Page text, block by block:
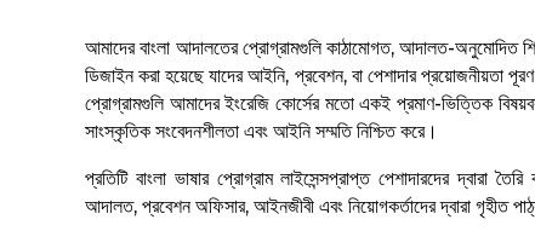
আমাদের বাংলা আদালতের প্রোগ্রামগুলি কাঠামোগত, আদালত-অনুমোদিত
ডিজাইন করা হয়েছে যাদের আইনি, প্রবেশন, বা পেশাদার প্রয়োজনীয়তা
প্রোগ্রামগুলি আমাদের ইংরেজি কোর্সের মতো একই প্রমাণ-ভিত্তিক
সাংস্কৃতিক সংবেদনশীলতা এবং আইনি সম্মতি নিশ্চিত করে।
প্রতিটি বাংলা ভাষার প্রোগ্রাম লাইসেন্সপ্রাপ্ত পেশাদারদের দ্বারা
আদালত, প্রবেশন অফিসার, আইনজীবী এবং নিয়োগকর্তাদের দ্বারা গৃহীত